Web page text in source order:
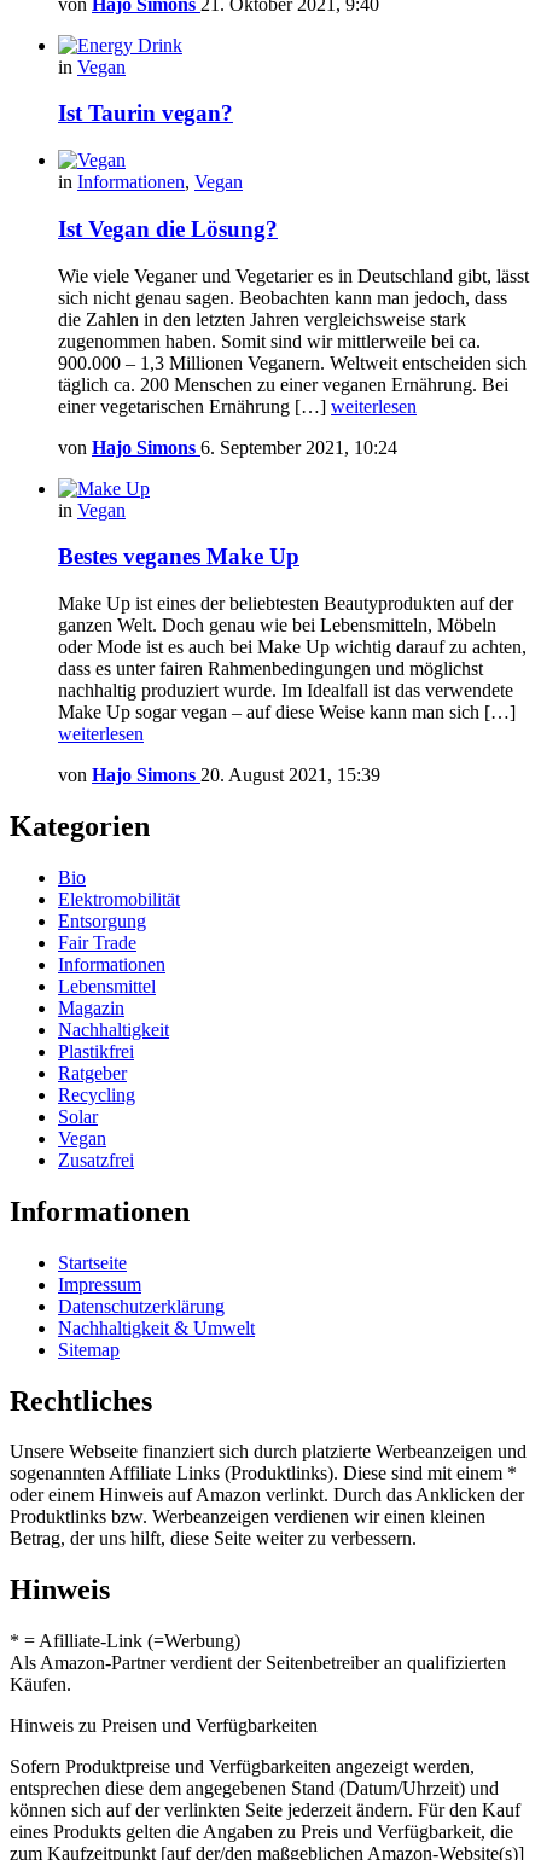
in Vegan
Ist Taurin vegan?
in Informationen, Vegan
Ist Vegan die Lösung?
Wie viele Veganer und Vegetarier es in Deutschland gibt, lässt
sich nicht genau sagen. Beobachten kann man jedoch, dass
die Zahlen in den letzten Jahren vergleichsweise stark
zugenommen haben. Somit sind wir mittlerweile bei ca.
900.000 – 1,3 Millionen Veganern. Weltweit entscheiden sich
täglich ca. 200 Menschen zu einer veganen Ernährung. Bei
einer vegetarischen Ernährung […] weiterlesen
von Hajo Simons 6. September 2021, 10:24
in Vegan
Bestes veganes Make Up
Make Up ist eines der beliebtesten Beautyprodukten auf der
ganzen Welt. Doch genau wie bei Lebensmitteln, Möbeln
oder Mode ist es auch bei Make Up wichtig darauf zu achten,
dass es unter fairen Rahmenbedingungen und möglichst
nachhaltig produziert wurde. Im Idealfall ist das verwendete
Make Up sogar vegan – auf diese Weise kann man sich […]
weiterlesen
von Hajo Simons 20. August 2021, 15:39
Kategorien
Bio
Elektromobilität
Entsorgung
Fair Trade
Informationen
Lebensmittel
Magazin
Nachhaltigkeit
Plastikfrei
Ratgeber
Recycling
Solar
Vegan
Zusatzfrei
Informationen
Startseite
Impressum
Datenschutzerklärung
Nachhaltigkeit & Umwelt
Sitemap
Rechtliches
Unsere Webseite finanziert sich durch platzierte Werbeanzeigen und
sogenannten Affiliate Links (Produktlinks). Diese sind mit einem *
oder einem Hinweis auf Amazon verlinkt. Durch das Anklicken der
Produktlinks bzw. Werbeanzeigen verdienen wir einen kleinen
Betrag, der uns hilft, diese Seite weiter zu verbessern.
Hinweis
* = Afilliate-Link (=Werbung)
Als Amazon-Partner verdient der Seitenbetreiber an qualifizierten
Käufen.
Hinweis zu Preisen und Verfügbarkeiten
Sofern Produktpreise und Verfügbarkeiten angezeigt werden,
entsprechen diese dem angegebenen Stand (Datum/Uhrzeit) und
können sich auf der verlinkten Seite jederzeit ändern. Für den Kauf
eines Produkts gelten die Angaben zu Preis und Verfügbarkeit, die
zum Kaufzeitpunkt [auf der/den maßgeblichen Amazon-Website(s)]